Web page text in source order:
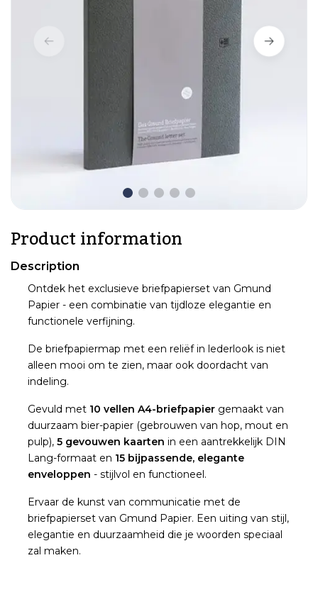
Product information
Description
Ontdek het exclusieve briefpapierset van Gmund
Papier - een combinatie van tijdloze elegantie en
functionele verfijning.
De briefpapiermap met een reliëf in lederlook is niet
alleen mooi om te zien, maar ook doordacht van
indeling.
Gevuld met 10 vellen A4-briefpapier gemaakt van
duurzaam bier-papier (gebrouwen van hop, mout en
pulp), 5 gevouwen kaarten in een aantrekkelijk DIN
Lang-formaat en 15 bijpassende, elegante
enveloppen - stijlvol en functioneel.
Ervaar de kunst van communicatie met de
briefpapierset van Gmund Papier. Een uiting van stijl,
elegantie en duurzaamheid die je woorden speciaal
zal maken.